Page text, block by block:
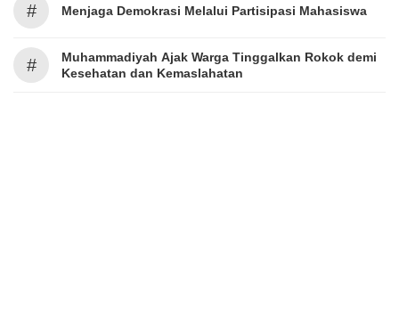
# Menjaga Demokrasi Melalui Partisipasi Mahasiswa
#
Muhammadiyah Ajak Warga Tinggalkan Rokok demi
Kesehatan dan Kemaslahatan